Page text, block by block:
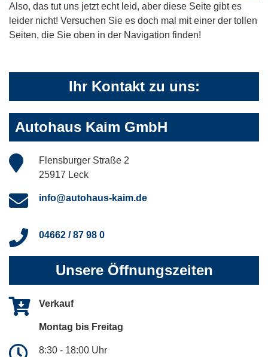
Also, das tut uns jetzt echt leid, aber diese Seite gibt es
leider nicht! Versuchen Sie es doch mal mit einer der tollen
Seiten, die Sie oben in der Navigation finden!
Ihr Kontakt zu uns:
Autohaus Kaim GmbH
Flensburger Straße 2
25917 Leck
info@autohaus-kaim.de
04662 / 87 98 0
Unsere Öffnungszeiten
Verkauf
Montag bis Freitag
8:30 - 18:00 Uhr